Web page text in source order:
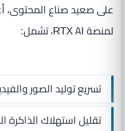
على صعيد صناع المحتوى،
لمنصة RTX AI، تشمل:
تسريع توليد الصور والفيديو